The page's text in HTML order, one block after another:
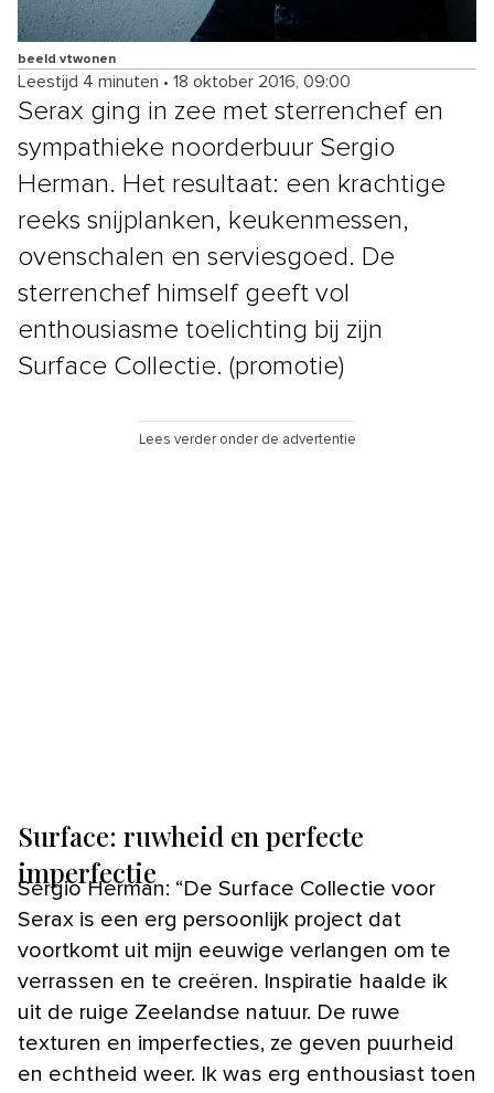
beeld vtwonen
Leestijd 4 minuten • 18 oktober 2016, 09:00
Serax ging in zee met sterrenchef en
sympathieke noorderbuur Sergio
Herman. Het resultaat: een krachtige
reeks snijplanken, keukenmessen,
ovenschalen en serviesgoed. De
sterrenchef himself geeft vol
enthousiasme toelichting bij zijn
Surface Collectie. (promotie)
Lees verder onder de advertentie
Surface: ruwheid en perfecte
imperfectie
Sergio Herman: “De Surface Collectie voor
Serax is een erg persoonlijk project dat
voortkomt uit mijn eeuwige verlangen om te
verrassen en te creëren. Inspiratie haalde ik
uit de ruige Zeelandse natuur. De ruwe
texturen en imperfecties, ze geven puurheid
en echtheid weer. Ik was erg enthousiast toen